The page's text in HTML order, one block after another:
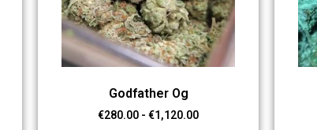
Godfather Og
€280.00 - €1,120.00